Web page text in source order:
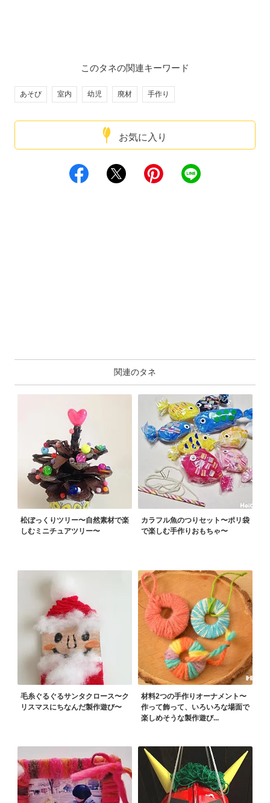
お気に入り
このタネの関連キーワード
あそび 室内 幼児 廃材 手作り
関連のタネ
松ぼっくりツリー〜自然素材で楽
しむミニチュアツリー〜
カラフル魚のつりセット〜ポリ袋
で楽しむ手作りおもちゃ〜
毛糸ぐるぐるサンタクロース〜ク
リスマスにちなんだ製作遊び〜
材料2つの手作りオーナメント〜
作って飾って、いろいろな場面で
楽しめそうな製作遊び...